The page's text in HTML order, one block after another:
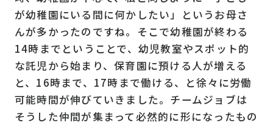
が幼稚園にいる間に何かしたい」というお母さ
んが多かったのですね。そこで幼稚園が終わる
14時までということで、幼児教室やスポット的
な託児から始まり、保育園に預ける人が増える
と、16時まで、17時まで働ける、と徐々に労働
可能時間が伸びていきました。チームジョブは
そうした仲間が集まって必然的に形になったもの